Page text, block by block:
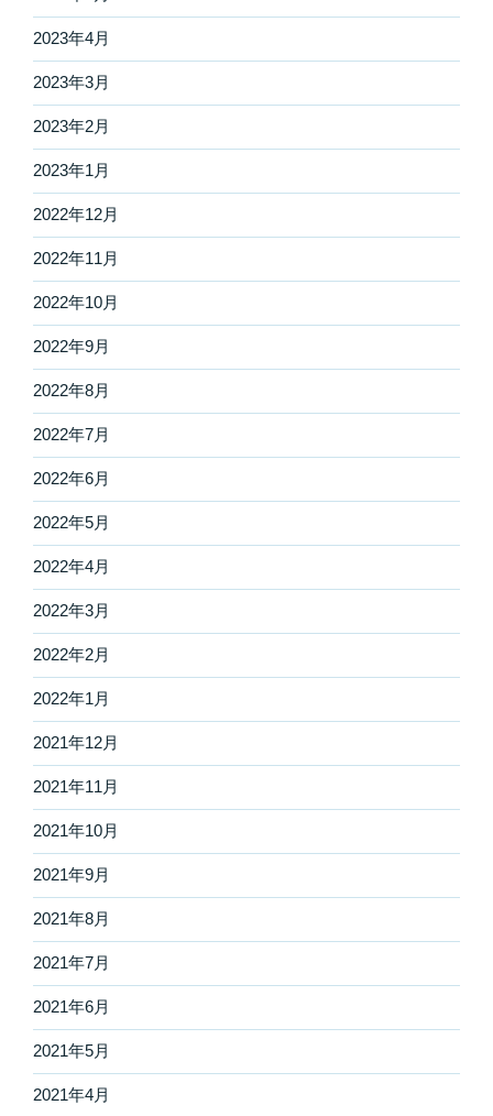
2023年4月
2023年3月
2023年2月
2023年1月
2022年12月
2022年11月
2022年10月
2022年9月
2022年8月
2022年7月
2022年6月
2022年5月
2022年4月
2022年3月
2022年2月
2022年1月
2021年12月
2021年11月
2021年10月
2021年9月
2021年8月
2021年7月
2021年6月
2021年5月
2021年4月